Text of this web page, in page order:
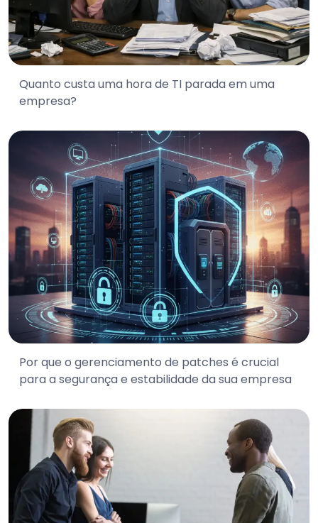
Quanto custa uma hora de TI parada em uma
empresa?
Por que o gerenciamento de patches é crucial
para a segurança e estabilidade da sua empresa